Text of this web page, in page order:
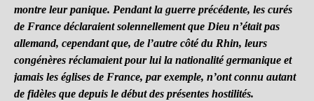
montre leur panique. Pendant la guerre précédente, les curés
de France déclaraient solennellement que Dieu n’était pas
allemand, cependant que, de l’autre côté du Rhin, leurs
congénères réclamaient pour lui la nationalité germanique et
jamais les églises de France, par exemple, n’ont connu autant
de fidèles que depuis le début des présentes hostilités.